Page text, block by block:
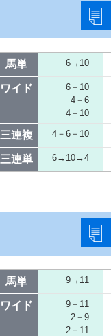
馬単 6→10
ワイド
6－10
4－6
4－10
三連複 4－6－10
三連単 6→10→4
馬単 9→11
ワイド
9－11
2－9
2－11